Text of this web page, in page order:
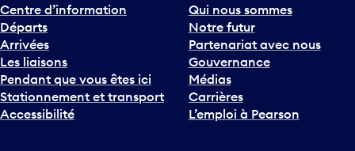
Centre d’information
Départs
Arrivées
Les liaisons
Pendant que vous êtes ici
Stationnement et transport
Accessibilité
Qui nous sommes
Notre futur
Partenariat avec nous
Gouvernance
Médias
Carrières
L’emploi à Pearson